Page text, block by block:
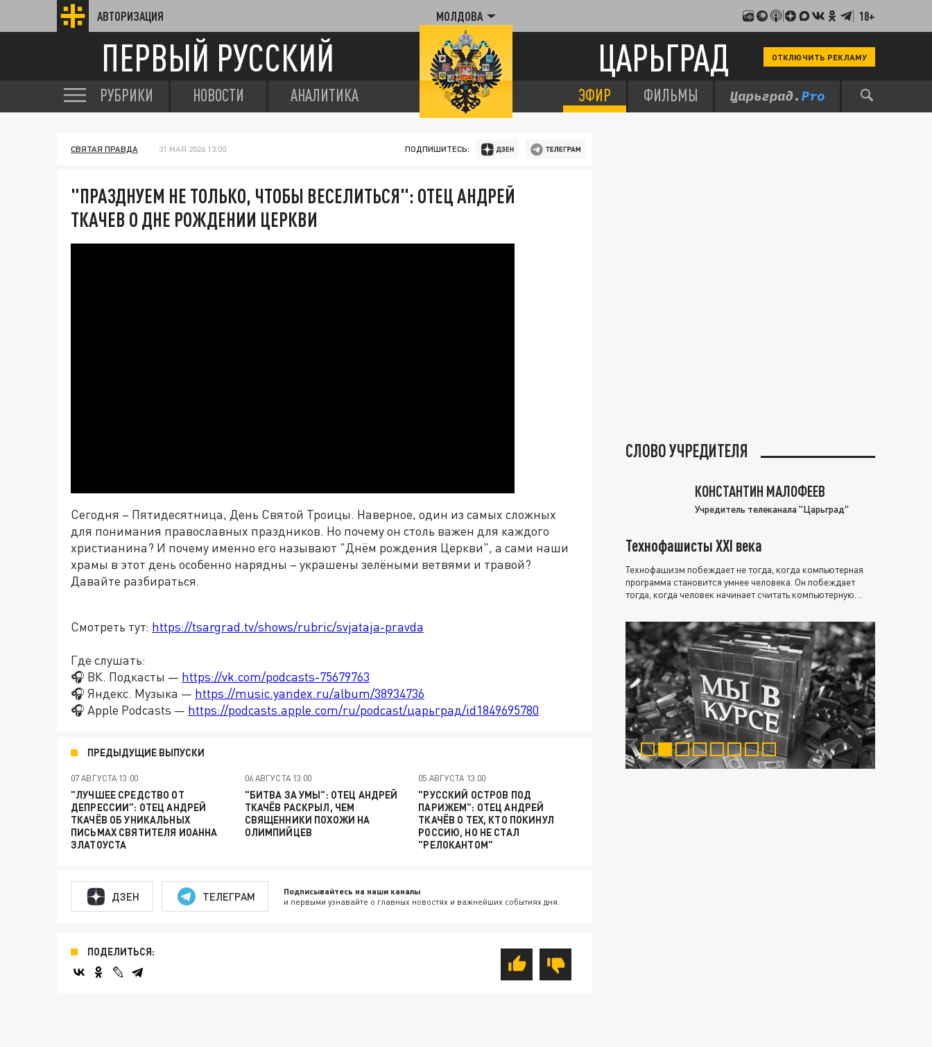
АВТОРИЗАЦИЯ МОЛДОВА 18+
ПЕРВЫЙ РУССКИЙ ЦАРЬГРАД ОТКЛЮЧИТЬ РЕКЛАМУ
РУБРИКИ НОВОСТИ АНАЛИТИКА ЭФИР ФИЛЬМЫ
СВЯТАЯ ПРАВДА 31 МАЯ 2026 13:00 ПОДПИШИТЕСЬ:
"ПРАЗДНУЕМ НЕ ТОЛЬКО, ЧТОБЫ ВЕСЕЛИТЬСЯ": ОТЕЦ АНДРЕЙ
ТКАЧЕВ О ДНЕ РОЖДЕНИИ ЦЕРКВИ
Сегодня – Пятидесятница, День Святой Троицы. Наверное, один из самых сложных
для понимания православных праздников. Но почему он столь важен для каждого
христианина? И почему именно его называют "Днём рождения Церкви", а сами наши
храмы в этот день особенно нарядны – украшены зелёными ветвями и травой?
Давайте разбираться.
Смотреть тут: https://tsargrad.tv/shows/rubric/svjataja-pravda
Где слушать:
🎧 ВК. Подкасты — https://vk.com/podcasts-75679763
🎧 Яндекс. Музыка — https://music.yandex.ru/album/38934736
🎧 Apple Podcasts — https://podcasts.apple.com/ru/podcast/царьград/id1849695780
ПРЕДЫДУЩИЕ ВЫПУСКИ
07 АВГУСТА 13:00
"ЛУЧШЕЕ СРЕДСТВО ОТ
ДЕПРЕССИИ": ОТЕЦ АНДРЕЙ
ТКАЧЁВ ОБ УНИКАЛЬНЫХ
ПИСЬМАХ СВЯТИТЕЛЯ ИОАННА
ЗЛАТОУСТА
06 АВГУСТА 13:00
"БИТВА ЗА УМЫ": ОТЕЦ АНДРЕЙ
ТКАЧЁВ РАСКРЫЛ, ЧЕМ
СВЯЩЕННИКИ ПОХОЖИ НА
ОЛИМПИЙЦЕВ
05 АВГУСТА 13:00
"РУССКИЙ ОСТРОВ ПОД
ПАРИЖЕМ": ОТЕЦ АНДРЕЙ
ТКАЧЁВ О ТЕХ, КТО ПОКИНУЛ
РОССИЮ, НО НЕ СТАЛ
"РЕЛОКАНТОМ"
ДЗЕН ТЕЛЕГРАМ Подписывайтесь на наши каналы
и первыми узнавайте о главных новостях и важнейших событиях дня.
ПОДЕЛИТЬСЯ:
СЛОВО УЧРЕДИТЕЛЯ
КОНСТАНТИН МАЛОФЕЕВ
Учредитель телеканала "Царьград"
Технофашисты XXI века
Технофашизм побеждает не тогда, когда компьютерная
программа становится умнее человека. Он побеждает
тогда, когда человек начинает считать компьютерную